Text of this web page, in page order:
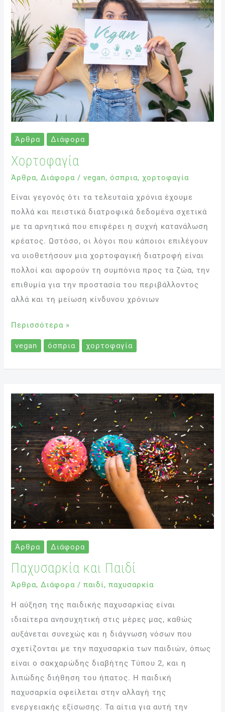
Άρθρα Διάφορα
Χορτοφαγία
Άρθρα,Διάφορα /vegan,όσπρια,χορτοφαγία
Είναι γεγονός ότι τα τελευταία χρόνια έχουμε
πολλά και πειστικά διατροφικά δεδομένα σχετικά
με τα αρνητικά που επιφέρει η συχνή κατανάλωση
κρέατος. Ωστόσο, οι λόγοι που κάποιοι επιλέγουν
να υιοθετήσουν μια χορτοφαγική διατροφή είναι
πολλοί και αφορούν τη συμπόνια προς τα ζώα, την
επιθυμία για την προστασία του περιβάλλοντος
αλλά και τη μείωση κίνδυνου χρόνιων
Περισσότερα »
vegan όσπρια χορτοφαγία
Άρθρα Διάφορα
Παχυσαρκία και Παιδί
Άρθρα,Διάφορα /παιδί,παχυσαρκία
Η αύξηση της παιδικής παχυσαρκίας είναι
ιδιαίτερα ανησυχητική στις μέρες μας, καθώς
αυξάνεται συνεχώς και η διάγνωση νόσων που
σχετίζονται με την παχυσαρκία των παιδιών, όπως
είναι ο σακχαρώδης διαβήτης Τύπου 2, και η
λιπώδης διήθηση του ήπατος. Η παιδική
παχυσαρκία οφείλεται στην αλλαγή της
ενεργειακής εξίσωσης. Τα αίτια για αυτή την
Παχυσαρκία
Παιδί